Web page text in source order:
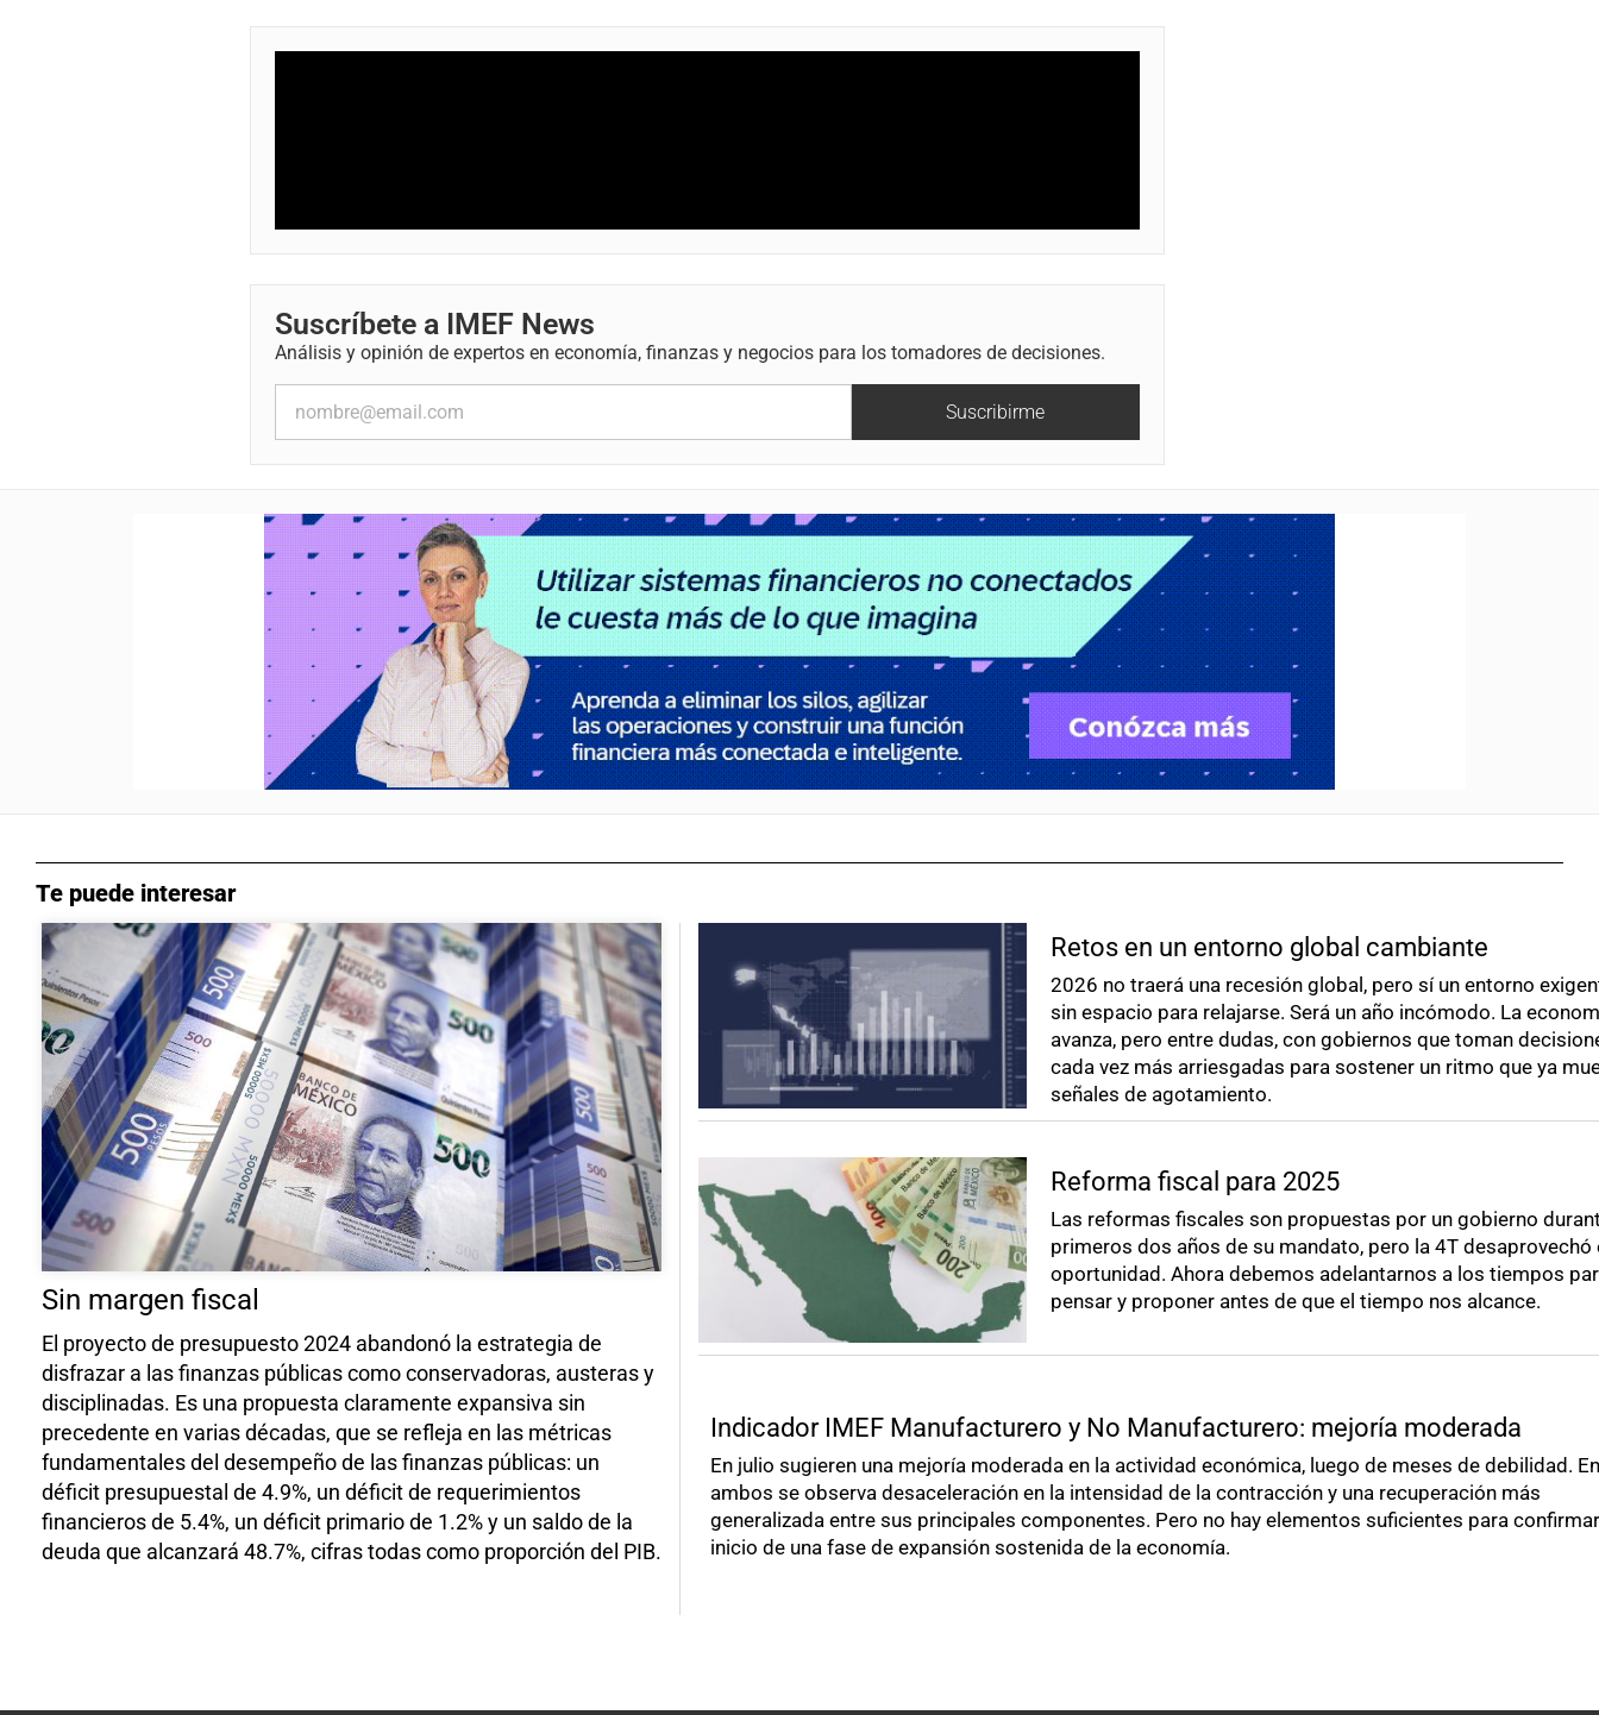
Suscríbete a IMEF News
Análisis y opinión de expertos en economía, finanzas y negocios para los tomadores de decisiones.
Suscribirme
Te puede interesar
Sin margen fiscal
El proyecto de presupuesto 2024 abandonó la estrategia de
disfrazar a las finanzas públicas como conservadoras, austeras y
disciplinadas. Es una propuesta claramente expansiva sin
precedente en varias décadas, que se refleja en las métricas
fundamentales del desempeño de las finanzas públicas: un
déficit presupuestal de 4.9%, un déficit de requerimientos
financieros de 5.4%, un déficit primario de 1.2% y un saldo de la
deuda que alcanzará 48.7%, cifras todas como proporción del PIB.
Retos en un entorno global cambiante
2026 no traerá una recesión global, pero sí un entorno
sin espacio para relajarse. Será un año incómodo. La
avanza, pero entre dudas, con gobiernos que toman
cada vez más arriesgadas para sostener un ritmo que ya
señales de agotamiento.
Reforma fiscal para 2025
Las reformas fiscales son propuestas por un gobierno
primeros dos años de su mandato, pero la 4T desaprovechó
oportunidad. Ahora debemos adelantarnos a los tiempos
pensar y proponer antes de que el tiempo nos alcance.
Indicador IMEF Manufacturero y No Manufacturero: mejoría moderada
En julio sugieren una mejoría moderada en la actividad económica, luego de meses de debilidad. En
ambos se observa desaceleración en la intensidad de la contracción y una recuperación más
generalizada entre sus principales componentes. Pero no hay elementos suficientes para
inicio de una fase de expansión sostenida de la economía.